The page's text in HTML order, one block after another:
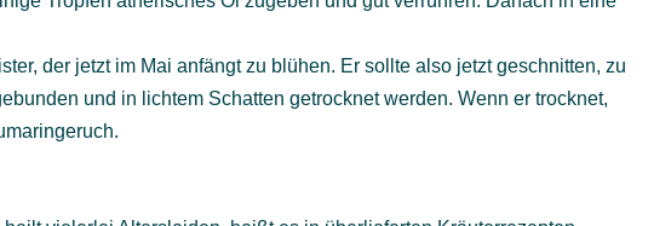
der jetzt im Mai anfängt zu blühen. Er sollte also jetzt geschnitten, zu
und in lichtem Schatten getrocknet werden. Wenn er trocknet,